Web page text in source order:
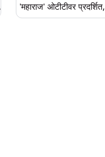
'महाराज' ओटीटीवर प्रदर्शित,
दिग्दर्शक भावूक, सोशल